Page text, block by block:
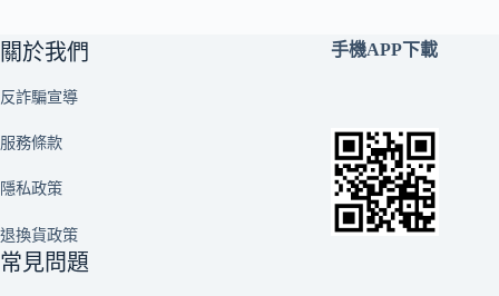
關於我們
反詐騙宣導
服務條款
隱私政策
退換貨政策
常見問題
手機APP下載